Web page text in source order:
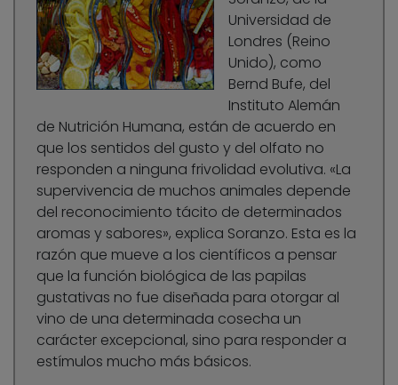
Universidad de
Londres (Reino
Unido), como
Bernd Bufe, del
Instituto Alemán
de Nutrición Humana, están de acuerdo en
que los sentidos del gusto y del olfato no
responden a ninguna frivolidad evolutiva. «La
supervivencia de muchos animales depende
del reconocimiento tácito de determinados
aromas y sabores», explica Soranzo. Esta es la
razón que mueve a los científicos a pensar
que la función biológica de las papilas
gustativas no fue diseñada para otorgar al
vino de una determinada cosecha un
carácter excepcional, sino para responder a
estímulos mucho más básicos.